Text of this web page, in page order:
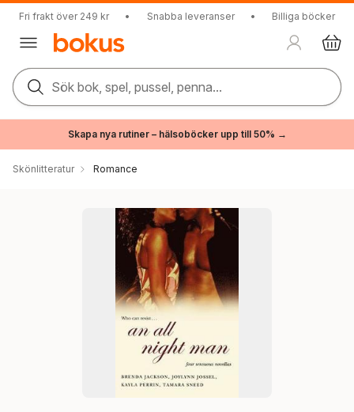
Fri frakt över 249 kr • Snabba leveranser • Billiga böcker
Sök bok, spel, pussel, penna...
Skapa nya rutiner – hälsoböcker upp till 50% →
Skönlitteratur Romance